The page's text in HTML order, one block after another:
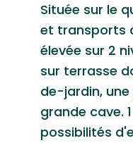
Située sur le
et transports
élevée sur 2
sur terrasse
de-jardin,
grande cave.
possibilités